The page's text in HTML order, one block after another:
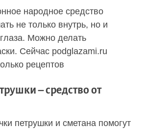
народное средство
не только внутрь, но и
Можно делать
Сейчас podglazami.ru
рецептов
– средство от
петрушки и сметана помогут